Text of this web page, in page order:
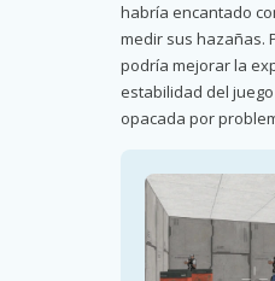
habría encantado
medir sus hazañas.
podría mejorar la
estabilidad del
opacada por